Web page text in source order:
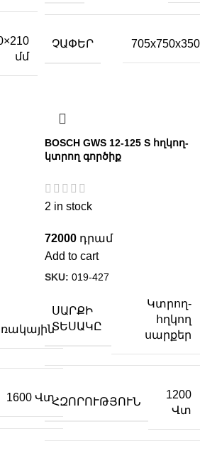
մմ
ՉԱՓԵՐ
1600 Վտ
BOSCH GWS 12-125 S հղկող-
կտրող գործիք
2 in stock
72000
Add to cart
SKU: 019-427
ՍԱՐՔԻ
ՏԵՍԱԿԸ
Կտրող-
հղկող
սարքեր
ՀԶՈՐՈՒԹՅՈՒՆ
1200
Վտ